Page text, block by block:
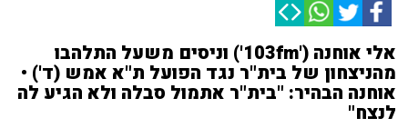
אלי אוחנה ('103fm') וניסים משעל התלהבו
מהניצחון של בית"ר נגד הפועל ת"א אמש (ד') •
אוחנה הבהיר: "בית"ר אתמול סבלה ולא הגיע לה
לנצח"